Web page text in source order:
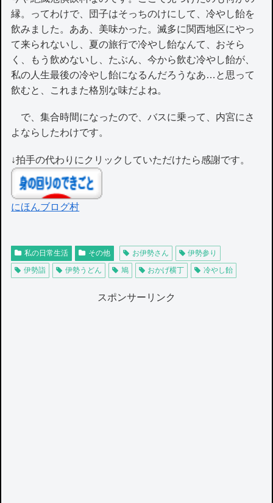
縁。ってわけで、団子はそっちのけにして、冷やし飴を
飲みました。ああ、美味かった。滅多に関西地区にやっ
て来られないし、夏の旅行で冷やし飴なんて、おそら
く、もう飲めないし、たぶん、今から飲む冷やし飴が、
私の人生最後の冷やし飴になるんだろうなあ…と思って
飲むと、これまた格別な味だよね。
で、集合時間になったので、バスに乗って、内宮にさ
よならしたわけです。
↓拍手の代わりにクリックしていただけたら感謝です。
にほんブログ村
私の日常生活 その他 お伊勢さん
伊勢参り
伊勢詣
伊勢うどん 鳩 おかげ横丁 冷やし飴
スポンサーリンク